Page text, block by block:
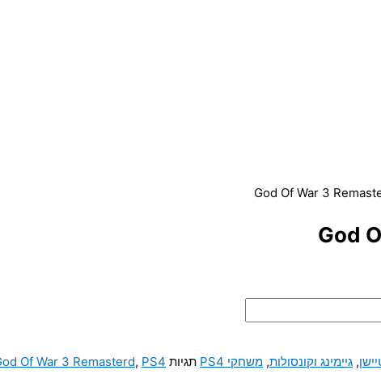
, גיימינג וקונסולות, משחקי PS4 תגיות Of War 3 Remasterd, PS4